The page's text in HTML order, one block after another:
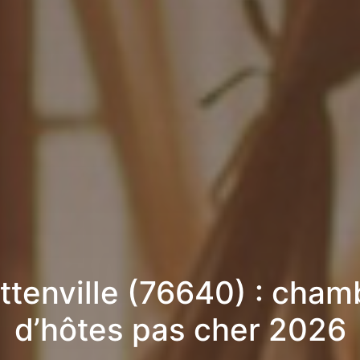
(76640) :
d’hôtes pas cher 2026